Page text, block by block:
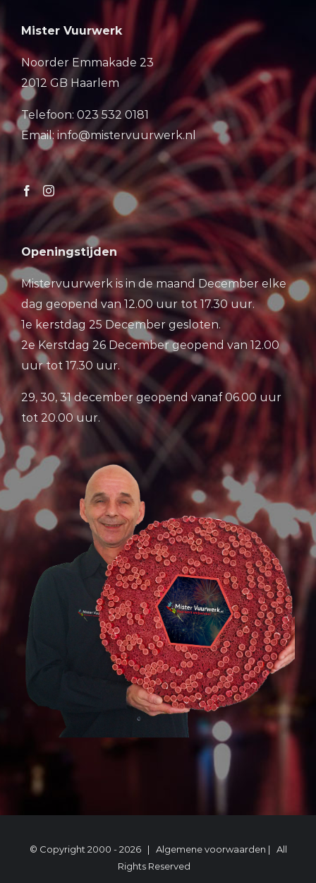
Mister Vuurwerk
Noorder Emmakade 23
2012 GB Haarlem
Telefoon: 023 532 0181
Email: info@mistervuurwerk.nl
Openingstijden
Mistervuurwerk is in de maand December elke
dag geopend van 12.00 uur tot 17.30 uur.
1e kerstdag 25 December gesloten.
2e Kerstdag 26 December geopend van 12.00
uur tot 17.30 uur.
29, 30, 31 december geopend vanaf 06.00 uur
tot 20.00 uur.
© Copyright 2000 -2026 | Algemene voorwaarden | All
Rights Reserved